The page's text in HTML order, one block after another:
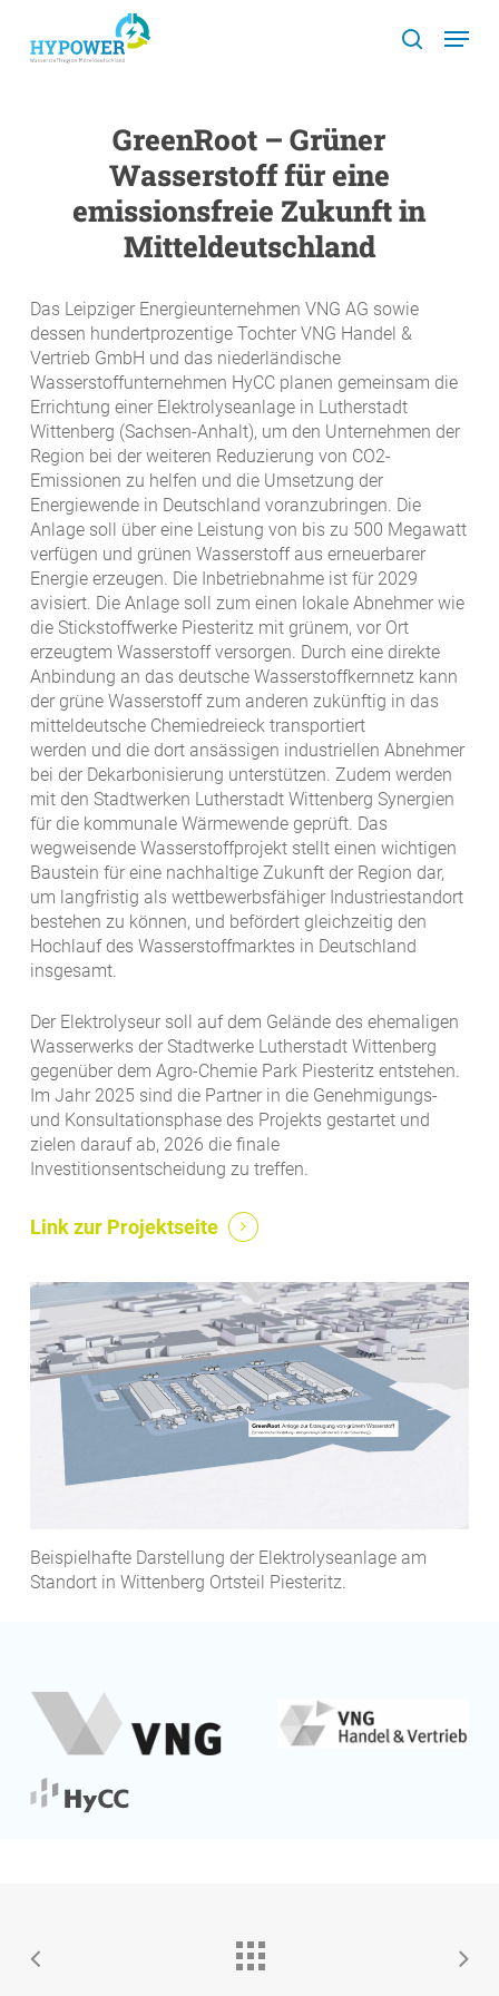
main
search
Menu
GreenRoot – Grüner
Wasserstoff für eine
emissionsfreie Zukunft in
Mitteldeutschland
Das Leipziger Energieunternehmen VNG AG sowie
dessen hundertprozentige Tochter VNG Handel &
Vertrieb GmbH und das niederländische
Wasserstoffunternehmen HyCC planen gemeinsam die
Errichtung einer Elektrolyseanlage in Lutherstadt
Wittenberg (Sachsen-Anhalt), um den Unternehmen der
Region bei der weiteren Reduzierung von CO2-
Emissionen zu helfen und die Umsetzung der
Energiewende in Deutschland voranzubringen. Die
Anlage soll über eine Leistung von bis zu 500 Megawatt
verfügen und grünen Wasserstoff aus erneuerbarer
Energie erzeugen. Die Inbetriebnahme ist für 2029
avisiert. Die Anlage soll zum einen lokale Abnehmer wie
die Stickstoffwerke Piesteritz mit grünem, vor Ort
erzeugtem Wasserstoff versorgen. Durch eine direkte
Anbindung an das deutsche Wasserstoffkernnetz kann
der grüne Wasserstoff zum anderen zukünftig in das
mitteldeutsche Chemiedreieck transportiert
werden und die dort ansässigen industriellen Abnehmer
bei der Dekarbonisierung unterstützen. Zudem werden
mit den Stadtwerken Lutherstadt Wittenberg Synergien
für die kommunale Wärmewende geprüft. Das
wegweisende Wasserstoffprojekt stellt einen wichtigen
Baustein für eine nachhaltige Zukunft der Region dar,
um langfristig als wettbewerbsfähiger Industriestandort
bestehen zu können, und befördert gleichzeitig den
Hochlauf des Wasserstoffmarktes in Deutschland
insgesamt.
Der Elektrolyseur soll auf dem Gelände des ehemaligen
Wasserwerks der Stadtwerke Lutherstadt Wittenberg
gegenüber dem Agro-Chemie Park Piesteritz entstehen.
Im Jahr 2025 sind die Partner in die Genehmigungs-
und Konsultationsphase des Projekts gestartet und
zielen darauf ab, 2026 die finale
Investitionsentscheidung zu treffen.
Link zur Projektseite
Beispielhafte Darstellung der Elektrolyseanlage am
Standort in Wittenberg Ortsteil Piesteritz.